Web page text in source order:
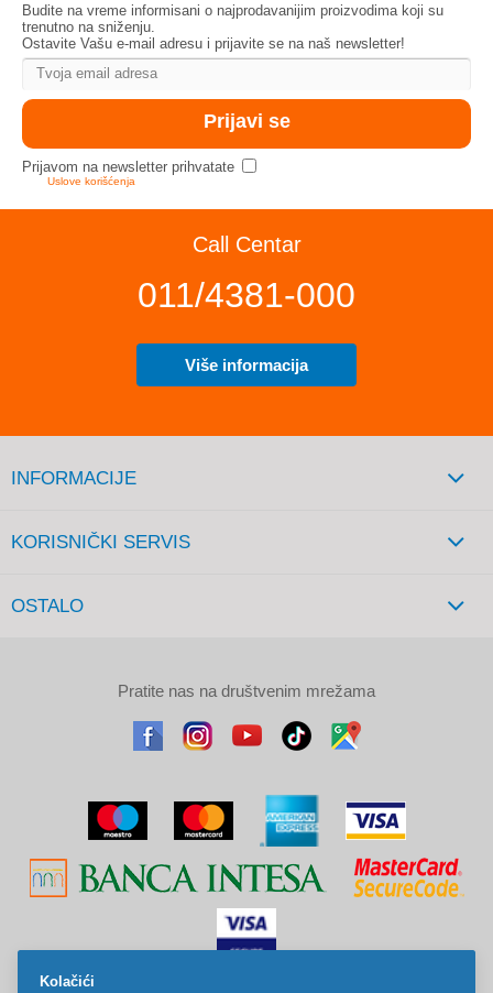
Budite na vreme informisani o najprodavanijim proizvodima koji su
trenutno na sniženju.
Ostavite Vašu e-mail adresu i prijavite se na naš newsletter!
Prijavom na newsletter prihvatate
Uslove korišćenja
Call Centar
011/4381-000
Više informacija
INFORMACIJE
KORISNIČKI SERVIS
OSTALO
Kolačići
Pratite nas na društvenim mrežama